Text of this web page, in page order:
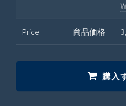
Price 商品価格
購入